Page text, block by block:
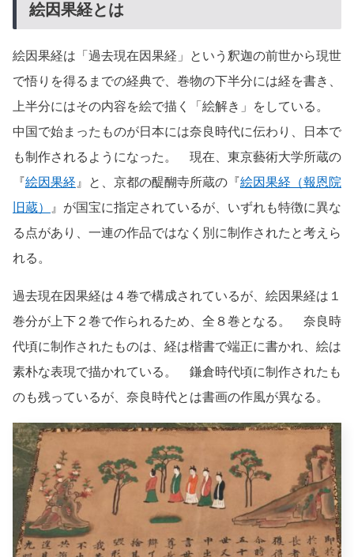
絵因果経とは
絵因果経は「過去現在因果経」という釈迦の前世から現世
で悟りを得るまでの経典で、巻物の下半分には経を書き、
上半分にはその内容を絵で描く「絵解き」をしている。
中国で始まったものが日本には奈良時代に伝わり、日本で
も制作されるようになった。 現在、東京藝術大学所蔵の
『絵因果経 』と、京都の醍醐寺所蔵の『絵因果経（報恩院
旧蔵）
』が国宝に指定されているが、いずれも特徴に異な
る点があり、一連の作品ではなく別に制作されたと考えら
れる。
過去現在因果経は４巻で構成されているが、絵因果経は１
巻分が上下２巻で作られるため、全８巻となる。 奈良時
代頃に制作されたものは、経は楷書で端正に書かれ、絵は
素朴な表現で描かれている。 鎌倉時代頃に制作されたも
のも残っているが、奈良時代とは書画の作風が異なる。